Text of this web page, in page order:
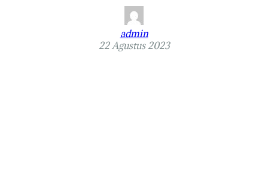
admin
22 Agustus 2023